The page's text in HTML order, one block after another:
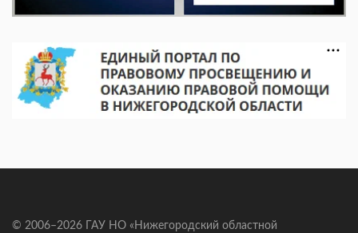
© 2006–2026 ГАУ НО «Нижегородский областной